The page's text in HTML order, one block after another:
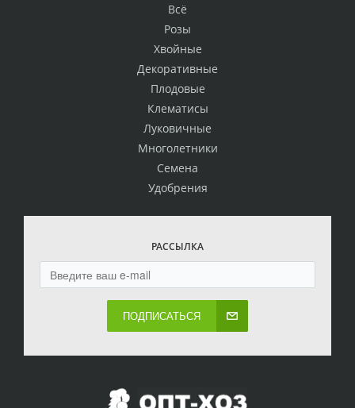
Всё
Розы
Хвойные
Декоративные
Плодовые
Клематисы
Луковичные
Многолетники
Семена
Удобрения
РАССЫЛКА
ПОДПИСАТЬСЯ